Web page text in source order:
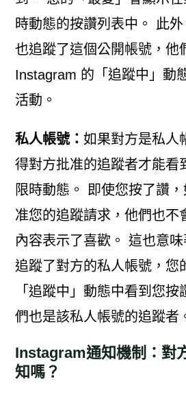
時動態的按讚列表中。 此
也追蹤了這個公開帳號，他
Instagram 的「追蹤中」動
活動。
私人帳號： 如果對方是私人
得對方批准的追蹤者才能看
限時動態。 即使您按了讚
准您的追蹤請求，他們也不
內容表示了喜歡。 這也意
追蹤了對方的私人帳號，您
「追蹤中」動態中看到您
們也是該私人帳號的追蹤者
Instagram通知機制：對
知嗎？